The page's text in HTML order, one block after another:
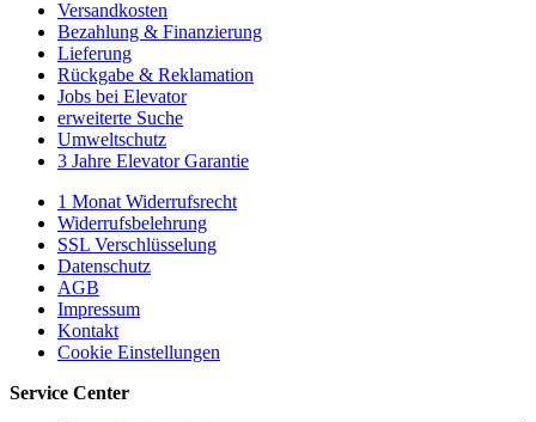
Versandkosten
Bezahlung & Finanzierung
Lieferung
Rückgabe & Reklamation
Jobs bei Elevator
erweiterte Suche
Umweltschutz
3 Jahre Elevator Garantie
1 Monat Widerrufsrecht
Widerrufsbelehrung
SSL Verschlüsselung
Datenschutz
AGB
Impressum
Kontakt
Cookie Einstellungen
Service Center